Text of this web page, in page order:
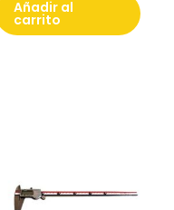
Añadir al
carrito